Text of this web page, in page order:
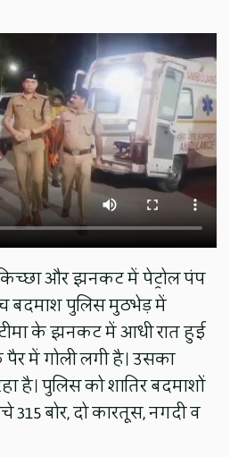
और झनकट में पेट्रोल पंप
बदमाश पुलिस मुठभेड़ में
के झनकट में आधी रात हुई
में गोली लगी है। उसका
है। पुलिस को शातिर बदमाशों
315 बोर, दो कारतूस, नगदी व